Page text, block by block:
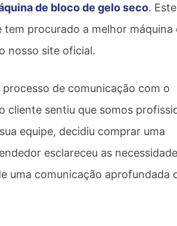
de bloco de gelo seco. Este
tem procurado a melhor máquina
nosso site oficial.
de comunicação com o
cliente sentiu que somos
equipe, decidiu comprar uma
esclareceu as
uma comunicação aprofundada